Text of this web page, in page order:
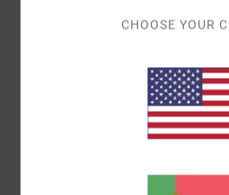
Detalhe de sutiã duplo em
Transferência de calor VA
[Tecido principal]
CHOOSE YOUR